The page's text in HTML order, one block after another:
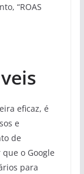
“ROAS
eficaz, é
e
de
o Google
para